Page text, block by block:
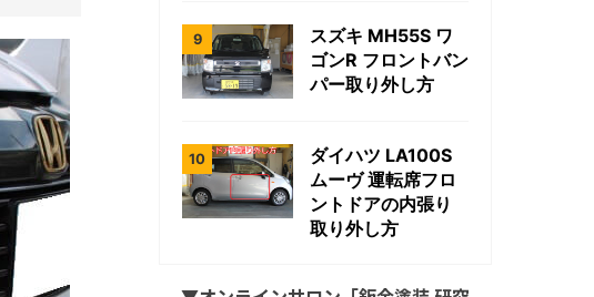
スズキ MH55S ワ
ゴンR フロントバン
パー取り外し方
ダイハツ LA100S
ムーヴ 運転席フロ
ントドアの内張り
取り外し方